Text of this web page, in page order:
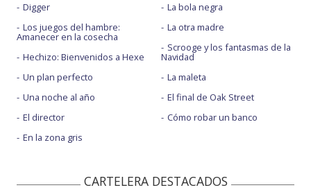
Digger
Los juegos del hambre:
Amanecer en la cosecha
Hechizo: Bienvenidos a Hexe
Un plan perfecto
Una noche al año
El director
En la zona gris
La bola negra
La otra madre
Scrooge y los fantasmas de la
Navidad
La maleta
El final de Oak Street
Cómo robar un banco
CARTELERA DESTACADOS